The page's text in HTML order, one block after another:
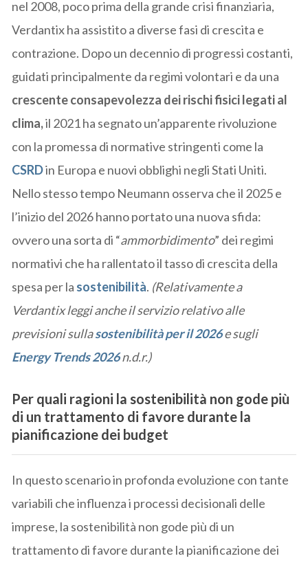
nel 2008, poco prima della grande crisi finanziaria,
Verdantix ha assistito a diverse fasi di crescita e
contrazione. Dopo un decennio di progressi costanti,
guidati principalmente da regimi volontari e da una
crescente consapevolezza dei rischi fisici legati al
clima,il 2021 ha segnato un’apparente rivoluzione
con la promessa di normative stringenti come la
CSRDin Europa e nuovi obblighi negli Stati Uniti.
Nello stesso tempo Neumann osserva che il 2025 e
l’inizio del 2026 hanno portato una nuova sfida:
ovvero una sorta di “ammorbidimento” dei regimi
normativi che ha rallentato il tasso di crescita della
spesa per la sostenibilità. (Relativamente a
Verdantix leggi anche il servizio relativo alle
previsioni sullasostenibilità per il 2026e sugli
Energy Trends 2026n.d.r.)
Per quali ragioni la sostenibilità non gode più
di un trattamento di favore durante la
pianificazione dei budget
In questo scenario in profonda evoluzione con tante
variabili che influenza i processi decisionali delle
imprese, la sostenibilità non gode più di un
trattamento di favore durante la pianificazione dei